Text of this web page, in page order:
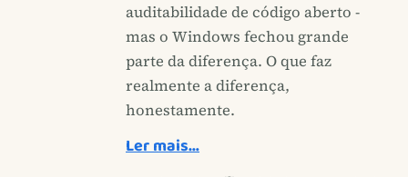
auditabilidade de código aberto -
mas o Windows fechou grande
parte da diferença. O que faz
realmente a diferença,
honestamente.
Ler mais…